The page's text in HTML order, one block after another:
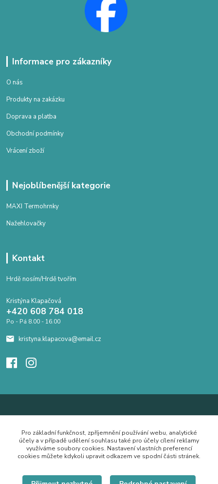
Informace pro zákazníky
O nás
Produkty na zakázku
Doprava a platba
Obchodní podmínky
Vrácení zboží
Nejoblíbenější kategorie
MAXI Termohrnky
Nažehlovačky
Kontakt
Hrdě nosím/Hrdě tvořím
Kristýna Klapačová
+420 608 784 018
Po - Pá 8.00 - 16.00
kristyna.klapacova@email.cz
Pro základní funkčnost, zpříjemnění používání webu, analytické
účely a v případě udělení souhlasu také pro účely cílení reklamy
využíváme soubory cookies. Nastavení vlastních preferencí
cookies můžete kdykoli upravit odkazem ve spodní části stránek.